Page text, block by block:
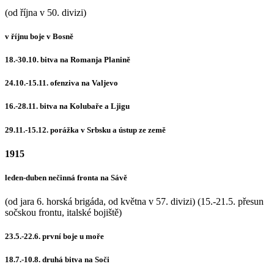
(od října v 50. divizi)
v říjnu boje v Bosně
18.-30.10. bitva na Romanja Planině
24.10.-15.11. ofenziva na Valjevo
16.-28.11. bitva na Kolubaře a Ljigu
29.11.-15.12. porážka v Srbsku a ústup ze země
1915
leden-duben nečinná fronta na Sávě
(od jara 6. horská brigáda, od května v 57. divizi) (15.-21.5. přesun
sočskou frontu, italské bojiště)
23.5.-22.6. první boje u moře
18.7.-10.8. druhá bitva na Soči